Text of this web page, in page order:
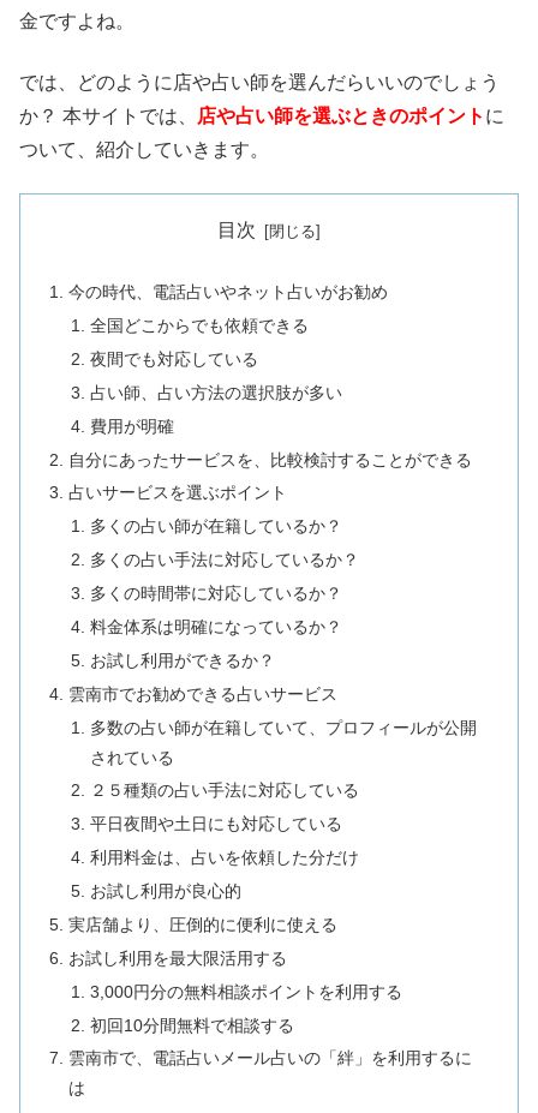
金ですよね。
では、どのように店や占い師を選んだらいいのでしょう
か？ 本サイトでは、
店や占い師を選ぶときのポイント に
ついて、紹介していきます。
目次
今の時代、電話占いやネット占いがお勧め
全国どこからでも依頼できる
夜間でも対応している
占い師、占い方法の選択肢が多い
費用が明確
自分にあったサービスを、比較検討することができる
占いサービスを選ぶポイント
多くの占い師が在籍しているか？
多くの占い手法に対応しているか？
多くの時間帯に対応しているか？
料金体系は明確になっているか？
お試し利用ができるか？
雲南市でお勧めできる占いサービス
多数の占い師が在籍していて、プロフィールが公開
されている
２５種類の占い手法に対応している
平日夜間や土日にも対応している
利用料金は、占いを依頼した分だけ
お試し利用が良心的
実店舗より、圧倒的に便利に使える
お試し利用を最大限活用する
3,000円分の無料相談ポイントを利用する
初回10分間無料で相談する
雲南市で、電話占いメール占いの「絆」を利用するに
は